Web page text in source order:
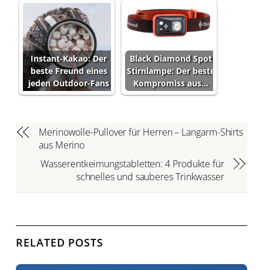
Instant-Kakao: Der
beste Freund eines
jeden Outdoor-Fans
Black Diamond Spot
Stirnlampe: Der beste
Kompromiss aus…
Merinowolle-Pullover für Herren – Langarm-Shirts
aus Merino
Wasserentkeimungstabletten: 4 Produkte für
schnelles und sauberes Trinkwasser
RELATED POSTS